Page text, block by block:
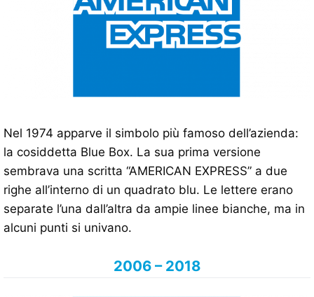
Nel 1974 apparve il simbolo più famoso dell’azienda:
la cosiddetta Blue Box. La sua prima versione
sembrava una scritta “AMERICAN EXPRESS” a due
righe all’interno di un quadrato blu. Le lettere erano
separate l’una dall’altra da ampie linee bianche, ma in
alcuni punti si univano.
2006 – 2018